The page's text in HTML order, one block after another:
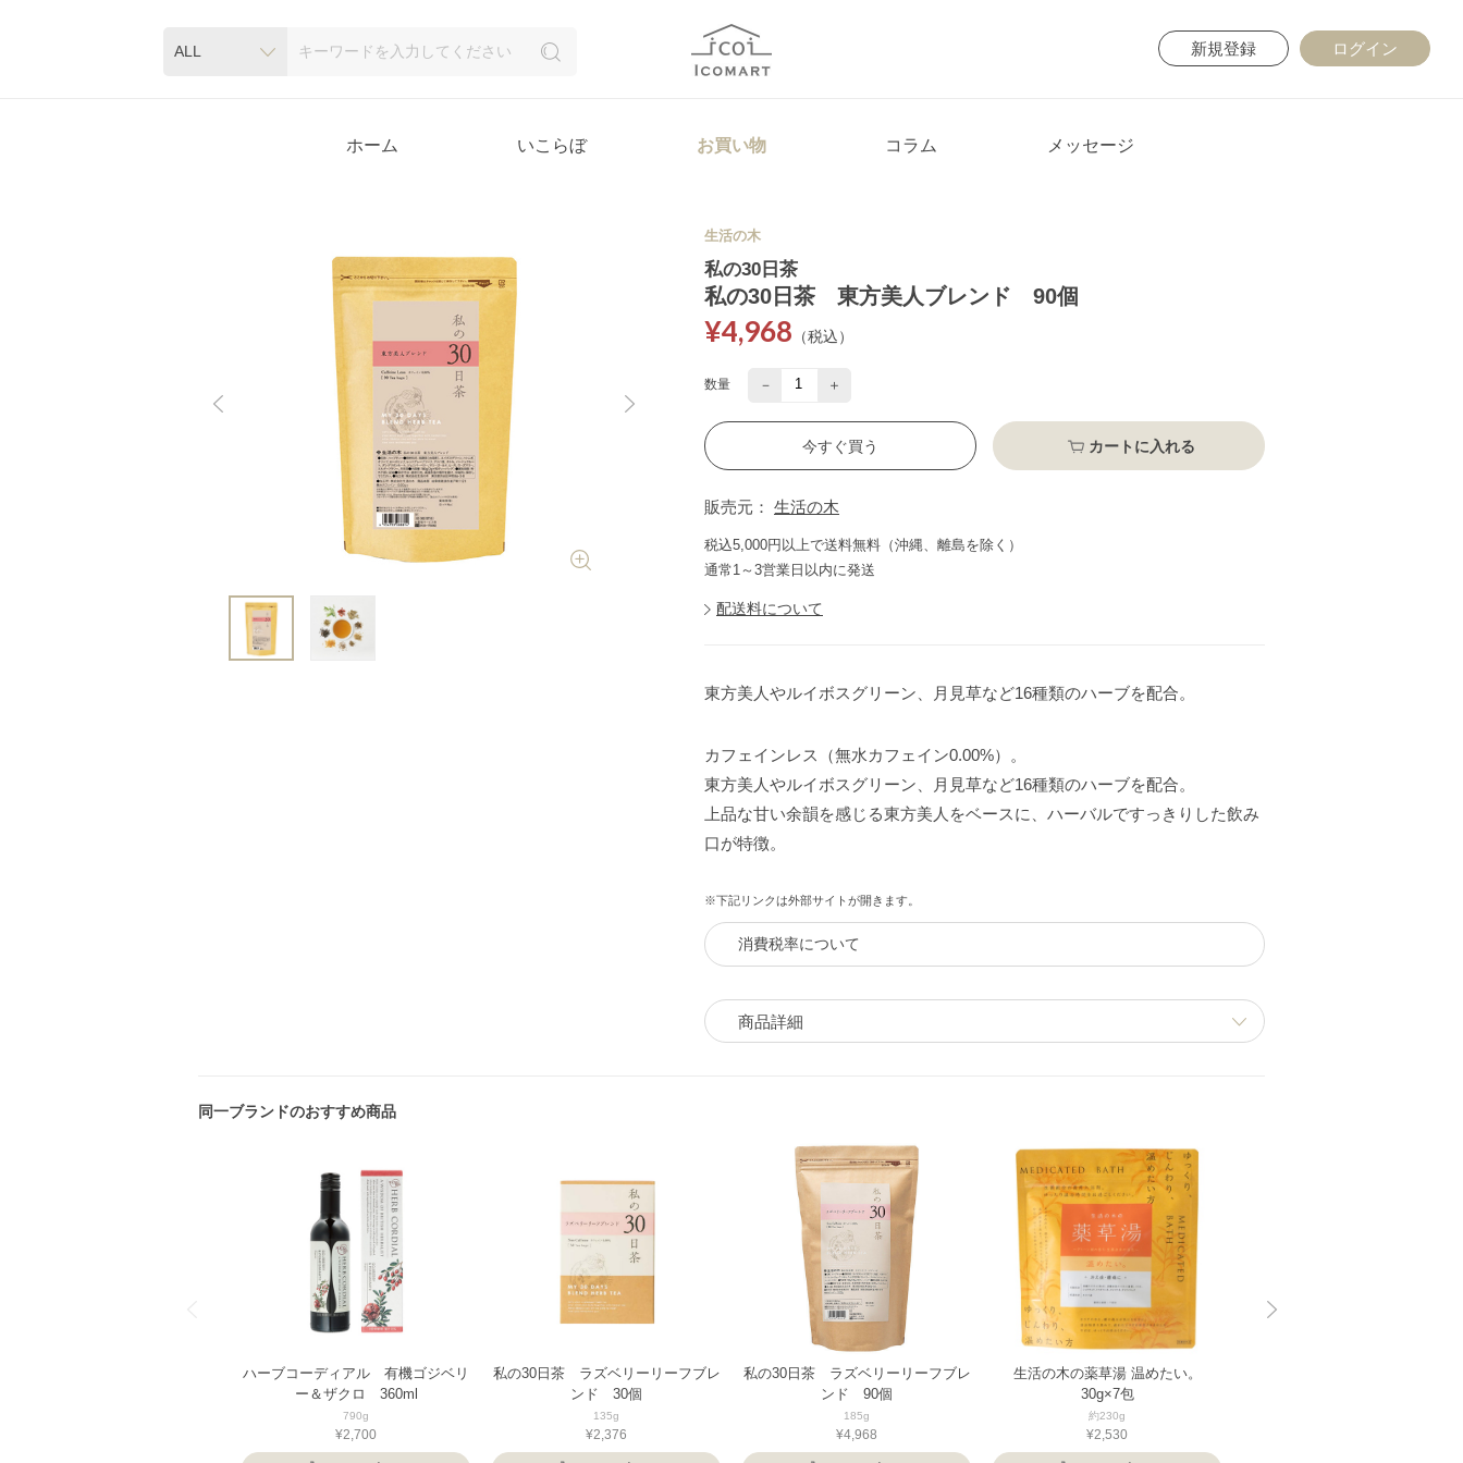
新規登録 ログイン
ホーム いこらぼ お買い物 コラム メッセージ
ALL
生活の木
私の30日茶
私の30日茶 東方美人ブレンド 90個
¥4,968 （税込）
数量 － ＋
カートに入れる
今すぐ買う
販売元： 生活の木
税込5,000円以上で送料無料（沖縄、離島を除く）
通常1～3営業日以内に発送
配送料について
東方美人やルイボスグリーン、月見草など16種類のハーブを配合。
カフェインレス（無水カフェイン0.00%）。
東方美人やルイボスグリーン、月見草など16種類のハーブを配合。
上品な甘い余韻を感じる東方美人をベースに、ハーバルですっきりした飲み
口が特徴。
※下記リンクは外部サイトが開きます。
消費税率について
商品詳細
同一ブランドのおすすめ商品
ハーブコーディアル 有機ゴジベリ
ー＆ザクロ 360ml
790g
¥2,700
私の30日茶 ラズベリーリーフブレ
ンド 30個
135g
¥2,376
私の30日茶 ラズベリーリーフブレ
ンド 90個
185g
¥4,968
生活の木の薬草湯 温めたい。
30g×7包
約230g
¥2,530